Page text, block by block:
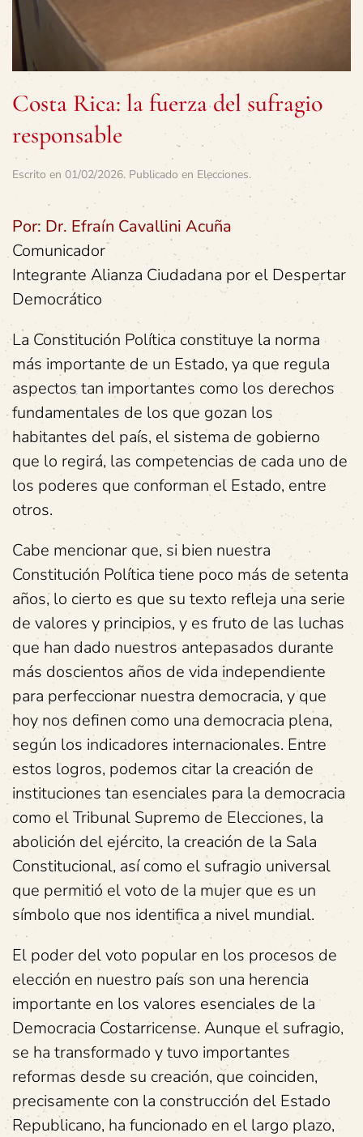
Costa Rica: la fuerza del sufragio
responsable
Escrito en 01/02/2026. Publicado en Elecciones.
Por: Dr. Efraín Cavallini Acuña
Comunicador
Integrante Alianza Ciudadana por el Despertar
Democrático
La Constitución Política constituye la norma
más importante de un Estado, ya que regula
aspectos tan importantes como los derechos
fundamentales de los que gozan los
habitantes del país, el sistema de gobierno
que lo regirá, las competencias de cada uno de
los poderes que conforman el Estado, entre
otros.
Cabe mencionar que, si bien nuestra
Constitución Política tiene poco más de setenta
años, lo cierto es que su texto refleja una serie
de valores y principios, y es fruto de las luchas
que han dado nuestros antepasados durante
más doscientos años de vida independiente
para perfeccionar nuestra democracia, y que
hoy nos definen como una democracia plena,
según los indicadores internacionales. Entre
estos logros, podemos citar la creación de
instituciones tan esenciales para la democracia
como el Tribunal Supremo de Elecciones, la
abolición del ejército, la creación de la Sala
Constitucional, así como el sufragio universal
que permitió el voto de la mujer que es un
símbolo que nos identifica a nivel mundial.
El poder del voto popular en los procesos de
elección en nuestro país son una herencia
importante en los valores esenciales de la
Democracia Costarricense. Aunque el sufragio,
se ha transformado y tuvo importantes
reformas desde su creación, que coinciden,
precisamente con la construcción del Estado
Republicano, ha funcionado en el largo plazo,